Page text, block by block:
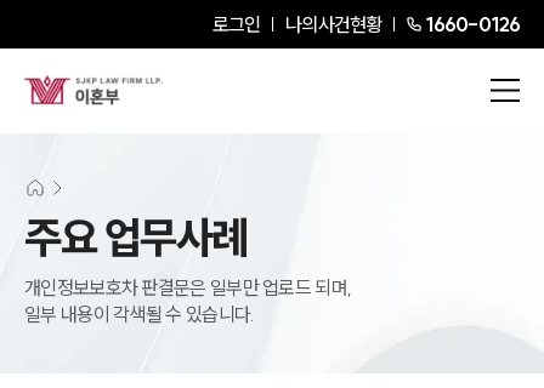
로그인 나의사건현황 1660-0126
주요 업무사례
개인정보보호차 판결문은 일부만 업로드 되며,
일부 내용이 각색될 수 있습니다.